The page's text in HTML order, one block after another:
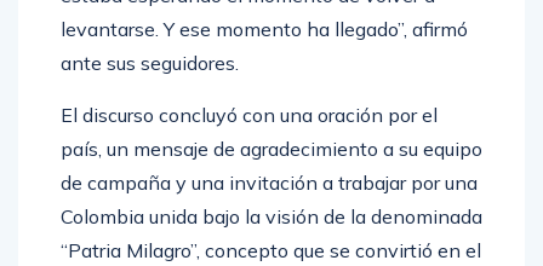
levantarse. Y ese momento ha llegado”, afirmó
ante sus seguidores.
El discurso concluyó con una oración por el
país, un mensaje de agradecimiento a su equipo
de campaña y una invitación a trabajar por una
Colombia unida bajo la visión de la denominada
“Patria Milagro”, concepto que se convirtió en el